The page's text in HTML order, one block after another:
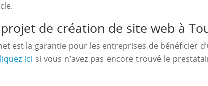
de création de site web à
est la garantie pour les entreprises de bénéficier
ici si vous n’avez pas encore trouvé le